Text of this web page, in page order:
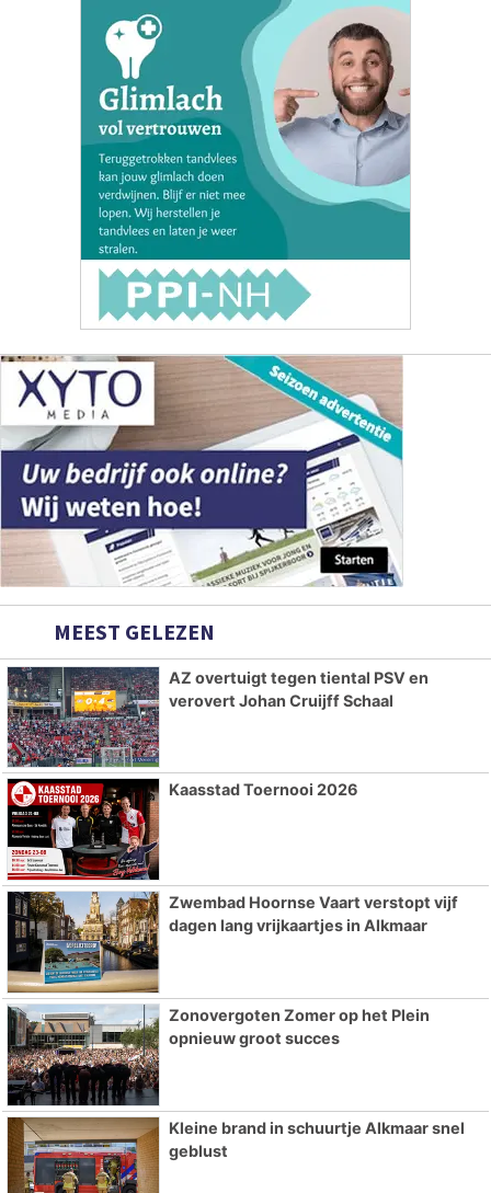
MEEST GELEZEN
AZ overtuigt tegen tiental PSV en
verovert Johan Cruijff Schaal
Kaasstad Toernooi 2026
Zwembad Hoornse Vaart verstopt vijf
dagen lang vrijkaartjes in Alkmaar
Zonovergoten Zomer op het Plein
opnieuw groot succes
Kleine brand in schuurtje Alkmaar snel
geblust